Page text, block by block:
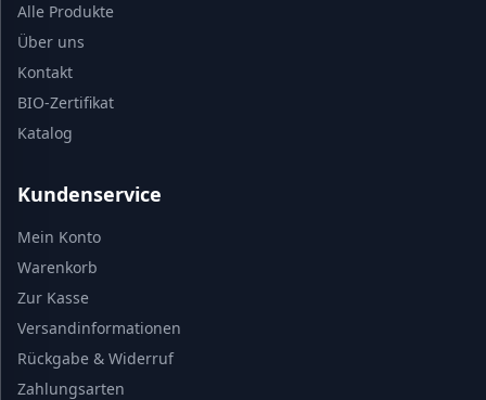
Alle Produkte
Über uns
Kontakt
BIO-Zertifikat
Katalog
Kundenservice
Mein Konto
Warenkorb
Zur Kasse
Versandinformationen
Rückgabe & Widerruf
Zahlungsarten